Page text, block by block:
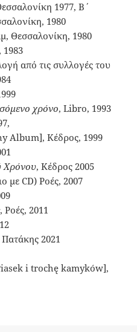
1977, Β΄
1980
Θεσσαλονίκη, 1980
1983
από τις συλλογές του
χρόνο, Libro, 1993
Album], Κέδρος, 1999
Χρόνου, Κέδρος 2005
με CD) Ροές, 2007
, Ροές, 2011
Πατάκης 2021
i trochę kamyków],